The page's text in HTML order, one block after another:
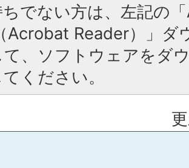
でない方は、左記の
Acrobat Reader）」ダ
て、ソフトウェアをダ
ください。